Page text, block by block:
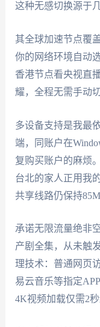
这种无感切换源于
其全球加速节点覆
你的网络环境自动
香港节点看央视直
耀，全程无需手动切
多设备支持是我最
端，同账户在
复购买账户的麻烦
台北的家人正用我
共享线路仍保持
承诺无限流量绝非
产剧全集，从未触
理技术：普通网页
易云音乐等指定
4K视频加载仅需2